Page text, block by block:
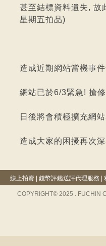
甚至結標資料遺失,
星期五拍品)
造成近期網站當機事
網站已於6/3緊急! 搶
日後將會積極擴充網
造成大家的困擾再次
線上拍賣| 錢幣評鑑送評代理服務
COPYRIGHT© 2025 . FUCHIN